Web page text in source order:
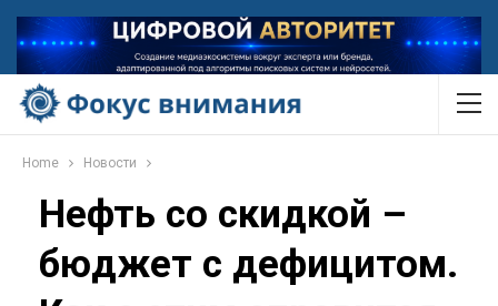
Home Новости
Нефть со скидкой –
бюджет с дефицитом.